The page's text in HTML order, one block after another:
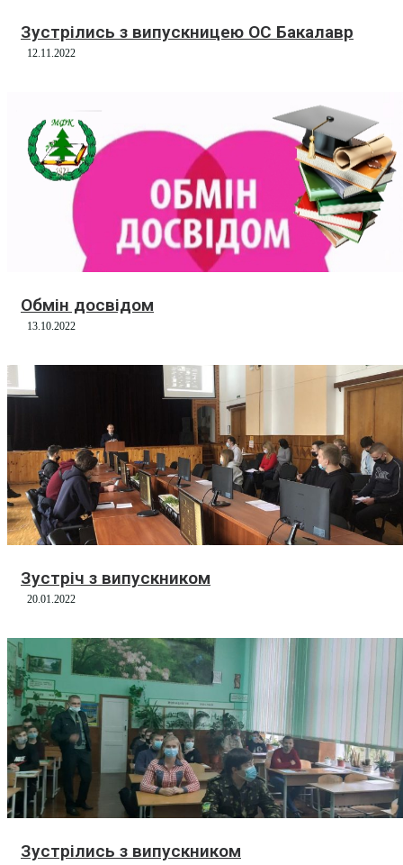
Зустрілись з випускницею ОС Бакалавр
12.11.2022
Обмін досвідом
13.10.2022
Зустріч з випускником
20.01.2022
Зустрілись з випускником